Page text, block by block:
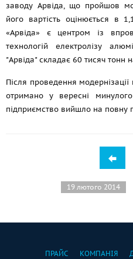
заводу Арвіда, що пройшов
його вартість оцінюється в
«Арвіда» є центром із
технологій електролізу
"Арвіда" складає 60 тисяч тонн
Після проведення
отримано у вересні
підприємство вийшло на повну
19 лютого 2014
ПРАЙС КОМПАНІЯ